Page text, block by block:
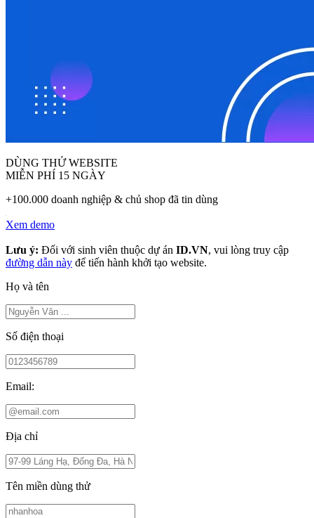
DÙNG THỬ WEBSITE
MIỄN PHÍ 15 NGÀY
+100.000 doanh nghiệp & chủ shop đã tin dùng
Xem demo
Lưu ý: Đối với sinh viên thuộc dự án ID.VN, vui lòng truy cập
đường dẫn này để tiến hành khởi tạo website.
Họ và tên
Số điện thoại
Email:
Địa chỉ
Tên miền dùng thử